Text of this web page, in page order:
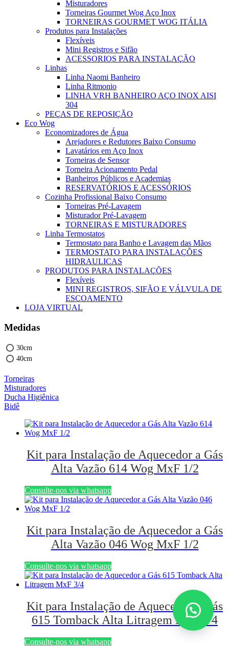
Misturadores
Torneiras Gourmet Wog Aço Inox
TORNEIRAS GOURMET WOG ITÁLIA
Produtos para Instalações
Flexíveis
Mini Registros e Sifão
ACESSORIOS PARA INSTALAÇÃO
Linhas
Linha Naomi Banheiro
Linha Ritmonio
LINHA VRH BANHEIRO AÇO INOX AISI
304
PEÇAS DE REPOSIÇÃO
Eco Wog
Economizadores de Água
Arejadores e Redutores Baixo Consumo
Lavatários em Aço Inox
Torneiras de Sensor
Torneira Acionamento Pedal
Banheiros Públicos e Academias
RESERVATÓRIOS E ACESSÓRIOS
Cozinha Profissional Baixo Consumo
Torneiras Pré-Lavagem
Misturador Pré-Lavagem
TORNEIRAS E MISTURADORES
Linha Termostatos
Termostato para Banho e Lavagem das Mãos
TERMOSTATO PARA INSTALAÇÕES
HIDRAULICAS
PRODUTOS PARA INSTALAÇÕES
Flexíveis
MINI REGISTROS, SIFÃO E VÁLVULA DE
ESCOAMENTO
LOJA VIRTUAL
Medidas
30cm
40cm
Torneiras
Misturadores
Ducha Higiênica
Bidê
Kit para Instalação de Aquecedor a Gás
Alta Vazão 614 Wog MxF 1/2
Consulte-nos via whatsapp
Kit para Instalação de Aquecedor a Gás
Alta Vazão 046 Wog MxF 1/2
Consulte-nos via whatsapp
Kit para Instalação de Aquecedor a Gás
615 Tomback Alta Litragem MxF 3/4
Consulte-nos via whatsapp